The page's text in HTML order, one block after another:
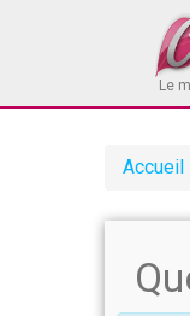
Le
Accueil